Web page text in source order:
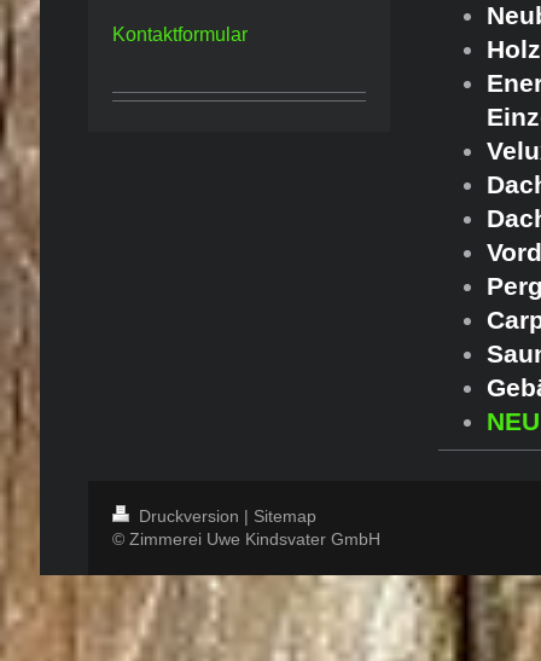
NEU
Kontaktformular
Druckversion | Sitemap
© Zimmerei Uwe Kindsvater GmbH